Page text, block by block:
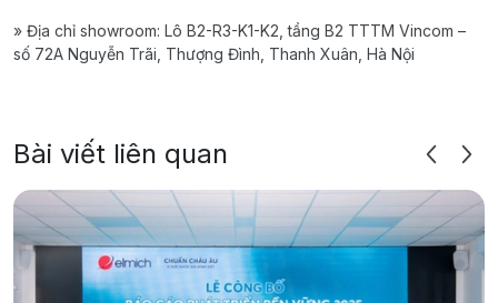
» Địa chỉ showroom: Lô B2-R3-K1-K2, tầng B2 TTTM Vincom –
số 72A Nguyễn Trãi, Thượng Đình, Thanh Xuân, Hà Nội
Bài viết liên quan